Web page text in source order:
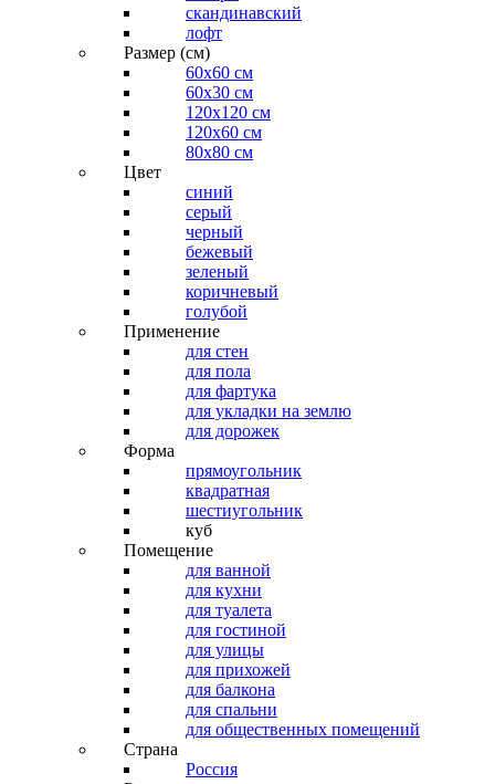
скандинавский
лофт
Размер (см)
60х60 см
60x30 см
120x120 см
120x60 см
80x80 см
Цвет
синий
серый
черный
бежевый
зеленый
коричневый
голубой
Применение
для стен
для пола
для фартука
для укладки на землю
для дорожек
Форма
прямоугольник
квадратная
шестиугольник
куб
Помещение
для ванной
для кухни
для туалета
для гостиной
для улицы
для прихожей
для балкона
для спальни
для общественных помещений
Страна
Россия